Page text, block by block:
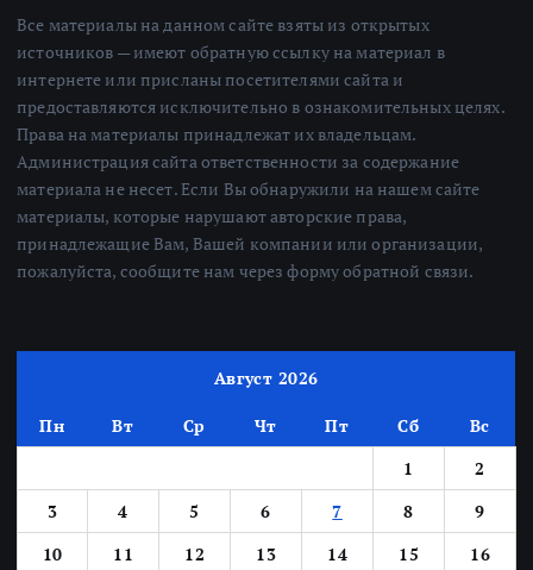
Все материалы на данном сайте взяты из открытых
источников — имеют обратную ссылку на материал в
интернете или присланы посетителями сайта и
предоставляются исключительно в ознакомительных целях.
Права на материалы принадлежат их владельцам.
Администрация сайта ответственности за содержание
материала не несет. Если Вы обнаружили на нашем сайте
материалы, которые нарушают авторские права,
принадлежащие Вам, Вашей компании или организации,
пожалуйста, сообщите нам через форму обратной связи.
Август 2026
Пн Вт Ср Чт Пт Сб
Вс
1
2
3
4 5 6 7 8
9
10
11 12 13 14 15
16